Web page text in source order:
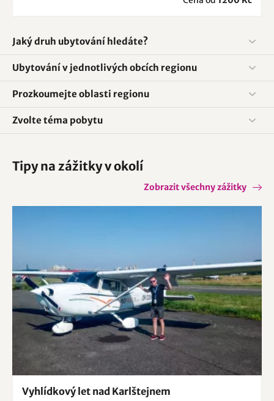
Jaký druh ubytování hledáte?
Ubytování v jednotlivých obcích regionu
Prozkoumejte oblasti regionu
Zvolte téma pobytu
Tipy na zážitky v okolí
Zobrazit všechny zážitky
Vyhlídkový let nad Karlštejnem